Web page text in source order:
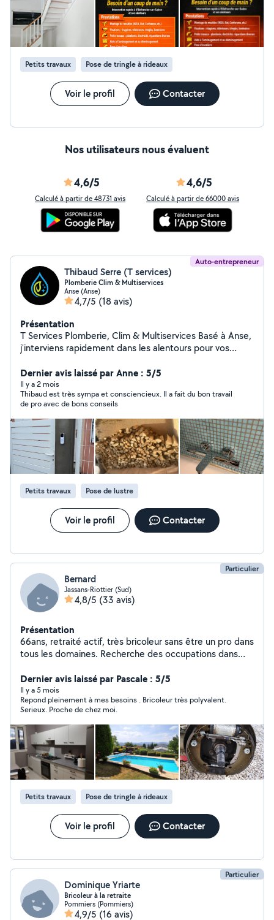
Petits travaux Pose de tringle à rideaux
Voir le profil Contacter
Nos utilisateurs nous évaluent
4,6/5
Calculé à partir de 48731 avis
4,6/5
Calculé à partir de 66000 avis
Auto-entrepreneur
Thibaud Serre (T services)
Plomberie Clim & Multiservices
Anse (Anse)
4,7/5 (18 avis)
Présentation
T Services Plomberie, Clim & Multiservices Basé à Anse,
j'interviens rapidement dans les alentours pour vos
réversible et vos petits travaux du quotidien. Plomberie
: dépannage, fuite, robinetterie, WC, chasse d'eau,
évacuation, siphon et joints silicone. Climatisation :
installation et entretien de climatisation réversible,
mono-split et multi-split. Multiservices : entretien
courant, petits travaux, petites réparations,
remplacement d'équipements et interventions diverses.
Travail propre et soigné, conseils personnalisés, tarifs
transparents et devis gratuit. Contactez nous pour une
intervention à Anse, Villefranche-sur-Saône et ses
environs.
Dernier avis laissé par Anne : 5/5
Il y a 2 mois
Thibaud est très sympa et consciencieux. Il a fait du bon travail
de pro avec de bons conseils
Petits travaux Pose de lustre
Voir le profil Contacter
Particulier
Bernard
Jassans-Riottier (Sud)
4,8/5 (33 avis)
Présentation
66ans, retraité actif, très bricoleur sans être un pro dans
tous les domaines. Recherche des occupations dans
très disponible. Toutes mes connaissances me
conseillent de continuer dans cette voie car très
dévoué dans tous les domaines.
Dernier avis laissé par Pascale : 5/5
Il y a 5 mois
Repond pleinement à mes besoins . Bricoleur très polyvalent.
Serieux. Proche de chez moi.
Petits travaux Pose de tringle à rideaux
Voir le profil Contacter
Particulier
Dominique Yriarte
Bricoleur à la retraite
Pommiers (Pommiers)
4,9/5 (16 avis)